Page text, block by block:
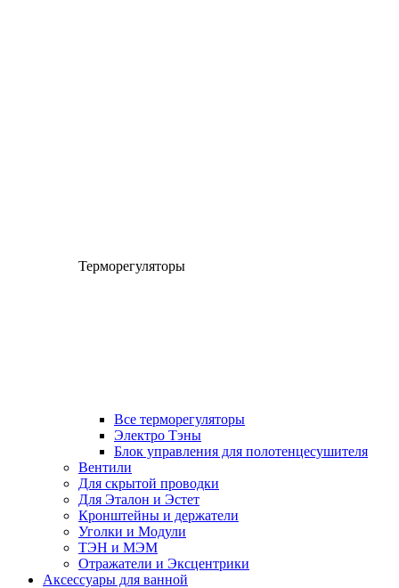
Терморегуляторы
Все терморегуляторы
Электро Тэны
Блок управления для полотенцесушителя
Вентили
Для скрытой проводки
Для Эталон и Эстет
Кронштейны и держатели
Уголки и Модули
ТЭН и МЭМ
Отражатели и Эксцентрики
Аксессуары для ванной